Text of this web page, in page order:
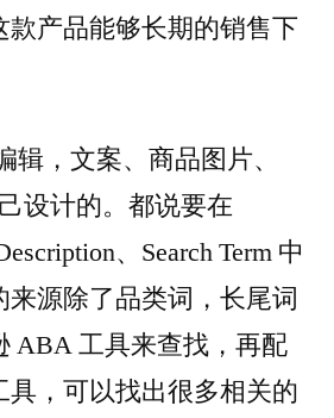
款产品能够长期的销售下
辑，文案、商品图片、
设计的。都说要在
、Search Term 中
源除了品类词，长尾词
ABA 工具来查找，再配
具，可以找出很多相关的